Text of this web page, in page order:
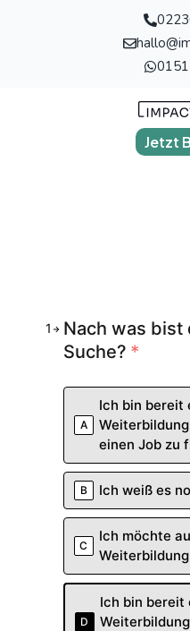
Jetzt
1
Nach was bist
Suche? *
A
Ich bin bereit
einen Job zu
B Ich weiß es
C
Ich möchte
D
Ich bin bereit